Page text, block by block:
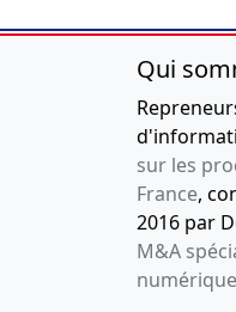
Qui
sur les
France,
2016 par
M&A
numérique